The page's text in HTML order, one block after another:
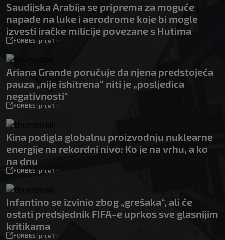
Saudijska Arabija se priprema za moguće
napade na luke i aerodrome koje bi mogle
izvesti iračke milicije povezane s Hutima
FORBES| prije 1 h
Ariana Grande poručuje da njena predstojeća
pauza „nije ishitrena“ niti je „posljedica
negativnosti“
FORBES| prije 1 h
Kina podigla globalnu proizvodnju nuklearne
energije na rekordni nivo: Ko je na vrhu, a ko
na dnu
FORBES| prije 1 h
Infantino se izvinio zbog „grešaka“, ali će
ostati predsjednik FIFA-e uprkos sve glasnijim
kritikama
FORBES| prije 1 h